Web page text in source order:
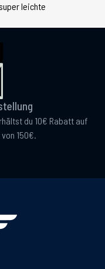
leichte
du 10€ Rabatt auf
150€.